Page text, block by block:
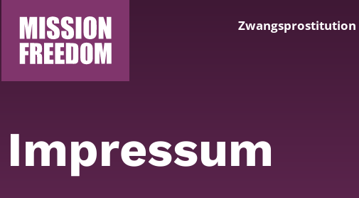
Zwangsprostitution
Impressum